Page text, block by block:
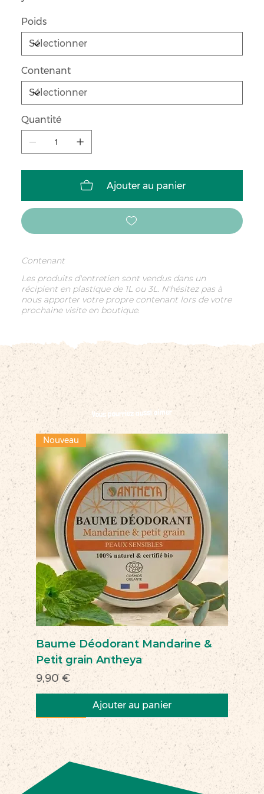
Poids
Contenant
Quantité
Ajouter au panier
Contenant
Les produits d'entretien sont vendus dans un
récipient en plastique de 1L ou 3L. N'hésitez pas à
nous apporter votre propre contenant lors de votre
prochaine visite en boutique.
Vous pourriez aussi aimer
Nouveau
Baume Déodorant Mandarine &
Petit grain Antheya
Prix
9,90 €
Ajouter au panier
Nouveau
Nouveau
Nouveau
Nouveau
Nouveau
Nouveau
Nouveau
Nouveauté
Nouveau
Nouveau
Commerce équitable
Nouveau